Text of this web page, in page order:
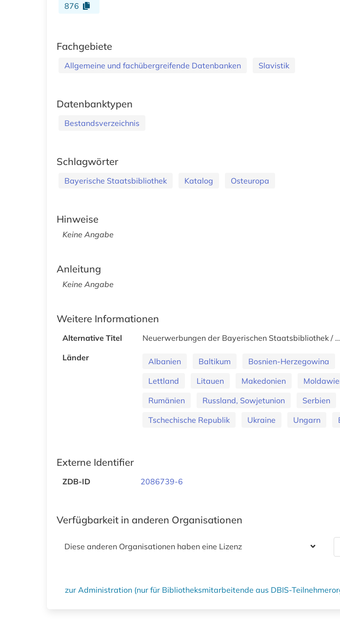
876
Fachgebiete
Allgemeine und fachübergreifende Datenbanken Slavistik
Datenbanktypen
Bestandsverzeichnis
Schlagwörter
Bayerische Staatsbibliothek Katalog Osteuropa
Hinweise
Keine Angabe
Anleitung
Keine Angabe
Weitere Informationen
Alternative Titel
Neuerwerbungen der Bayerischen Staatsbibliothek / ...
Länder
Albanien Baltikum Bosnien-Herzegowina
Lettland
Litauen Makedonien
Rumänien
Russland, Sowjetunion Serbien
Tschechische Republik
Ukraine Ungarn
Externe Identifier
ZDB-ID 2086739-6
Verfügbarkeit in anderen Organisationen
Diese anderen Organisationen haben eine Lizenz
zur Administration (nur für Bibliotheksmitarbeitende aus DBIS-